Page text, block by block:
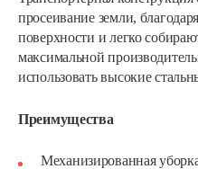
просеивание земли,
поверхности и легко
максимальной
использовать высокие
Преимущества
Механизированная